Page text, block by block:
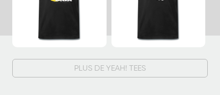
PLUS DE YEAH! TEES